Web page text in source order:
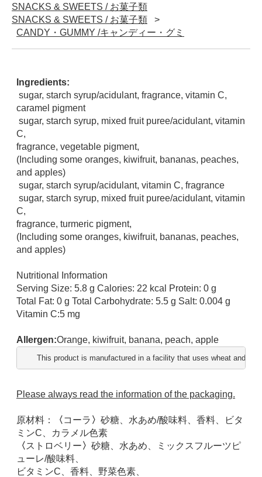
SNACKS & SWEETS / お菓子類
SNACKS & SWEETS / お菓子類
CANDY・GUMMY /キャンディー・グミ
Ingredients:
caramel pigment
C,
fragrance, vegetable pigment,
(Including some oranges, kiwifruit, bananas, peaches,
and apples)
sugar, starch syrup/acidulant, vitamin C, fragrance
C,
fragrance, turmeric pigment,
(Including some oranges, kiwifruit, bananas, peaches,
and apples)
Nutritional Information
Serving Size: 5.8 g Calories: 22 kcal Protein: 0 g
Total Fat: 0 g Total Carbohydrate: 5.5 g Salt: 0.004 g
Vitamin C:5 mg
Allergen:Orange, kiwifruit, banana, peach, apple
This product is manufactured in a facility that uses wheat and
Please always read the information of the packaging.
原材料： 〈 コーラ 〉 砂糖、水あめ/酸味料、香料、ビタ
ミンC、カラメル色素
〈 ストロベリー〉 砂糖、水あめ、ミックスフルーツピ
ューレ/酸味料、
ビタミンC、香料、野菜色素、